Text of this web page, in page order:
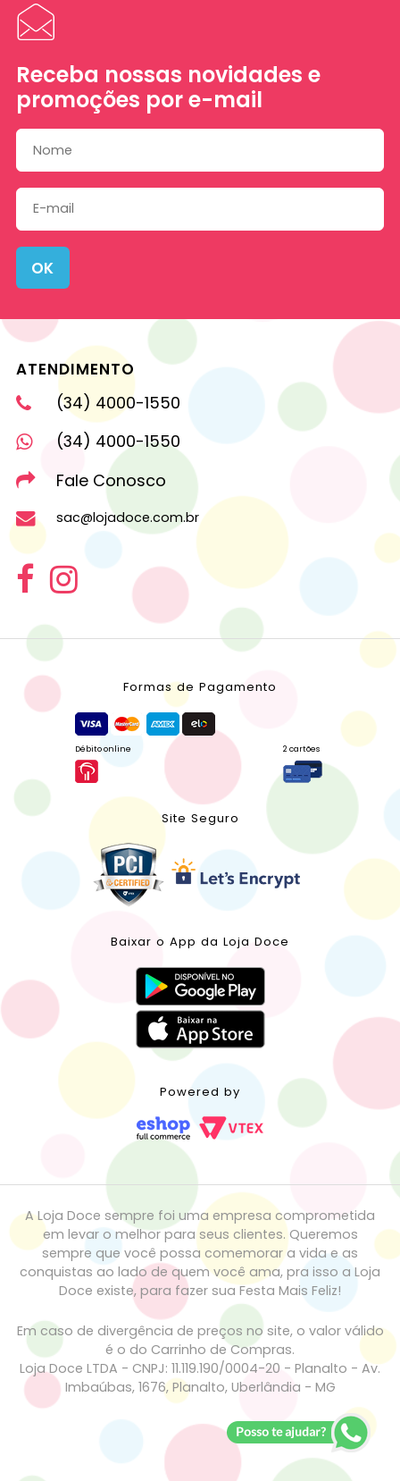
Receba nossas novidades e
promoções por e-mail
OK
ATENDIMENTO
(34) 4000-1550
(34) 4000-1550
Fale Conosco
sac@lojadoce.com.br
Formas de Pagamento
Débito online 2 cartões
Site Seguro
Baixar o App da Loja Doce
Powered by
A Loja Doce sempre foi uma empresa comprometida
em levar o melhor para seus clientes. Queremos
sempre que você possa comemorar a vida e as
conquistas ao lado de quem você ama, pra isso a Loja
Doce existe, para fazer sua Festa Mais Feliz!
Em caso de divergência de preços no site, o valor válido
é o do Carrinho de Compras.
Loja Doce LTDA - CNPJ: 11.119.190/0004-20 - Planalto - Av.
Imbaúbas, 1676, Planalto, Uberlândia - MG